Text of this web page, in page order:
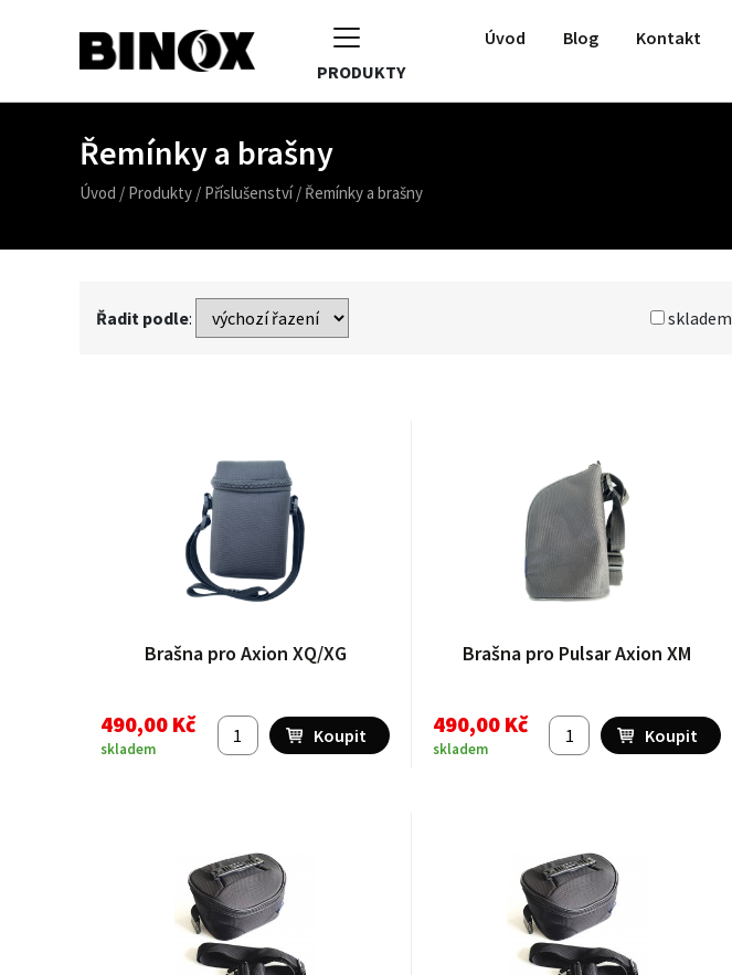
PRODUKTY
Úvod Blog Kontakt
Řemínky a brašny
Úvod / Produkty / Příslušenství/ Řemínky a brašny
Řadit podle: skladem
Brašna pro Axion XQ/XG
490,00 Kč
skladem
Brašna pro Pulsar Axion XM
490,00 Kč
skladem